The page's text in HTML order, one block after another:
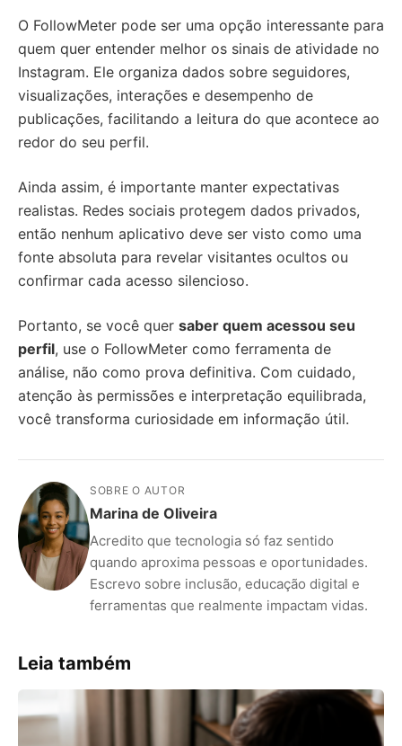
O FollowMeter pode ser uma opção interessante para
quem quer entender melhor os sinais de atividade no
Instagram. Ele organiza dados sobre seguidores,
visualizações, interações e desempenho de
publicações, facilitando a leitura do que acontece ao
redor do seu perfil.
Ainda assim, é importante manter expectativas
realistas. Redes sociais protegem dados privados,
então nenhum aplicativo deve ser visto como uma
fonte absoluta para revelar visitantes ocultos ou
confirmar cada acesso silencioso.
Portanto, se você quer saber quem acessou seu
perfil, use o FollowMeter como ferramenta de
análise, não como prova definitiva. Com cuidado,
atenção às permissões e interpretação equilibrada,
você transforma curiosidade em informação útil.
SOBRE O AUTOR
Marina de Oliveira
Acredito que tecnologia só faz sentido
quando aproxima pessoas e oportunidades.
Escrevo sobre inclusão, educação digital e
ferramentas que realmente impactam vidas.
Leia também